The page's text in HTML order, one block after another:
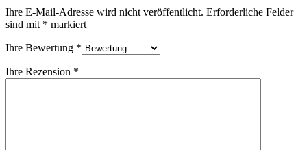
Ihre E-Mail-Adresse wird nicht veröffentlicht. Erforderliche Felder
sind mit * markiert
Ihre Bewertung *
Ihre Rezension *